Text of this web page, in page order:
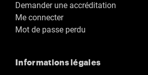
Demander une accréditation
Me connecter
Mot de passe perdu
Informations légales